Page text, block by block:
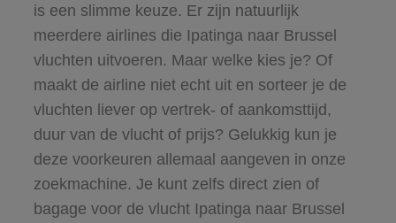
is een slimme keuze. Er zijn natuurlijk
meerdere airlines die Ipatinga naar Brussel
vluchten uitvoeren. Maar welke kies je? Of
maakt de airline niet echt uit en sorteer je de
vluchten liever op vertrek- of aankomsttijd,
duur van de vlucht of prijs? Gelukkig kun je
deze voorkeuren allemaal aangeven in onze
zoekmachine. Je kunt zelfs direct zien of
bagage voor de vlucht Ipatinga naar Brussel